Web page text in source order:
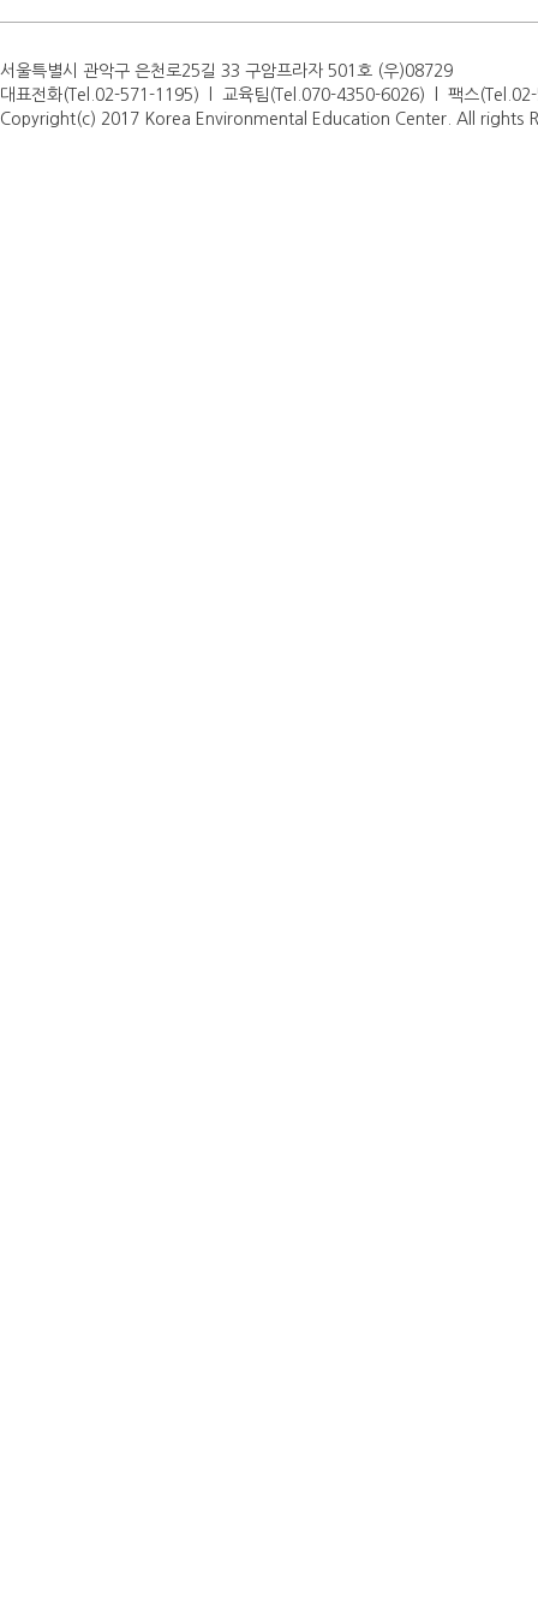
서울특별시 관악구 은천로25길 33 구암프라자 501호 (우)08729
대표전화(Tel.02-571-1195) l 교육팀(Tel.070-4350-6026) l 팩스
Copyright(c) 2017 Korea Environmental Education Center. All rights